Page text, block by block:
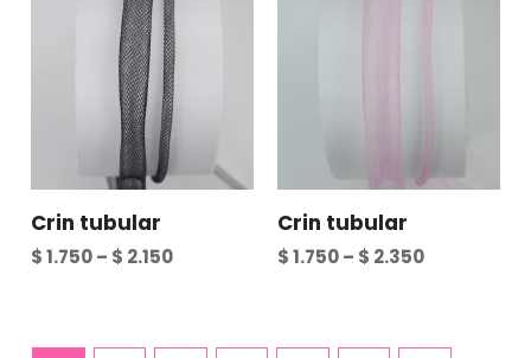
Crin tubular
$1.750– $ 2.150
Crin tubular
$1.750– $ 2.350